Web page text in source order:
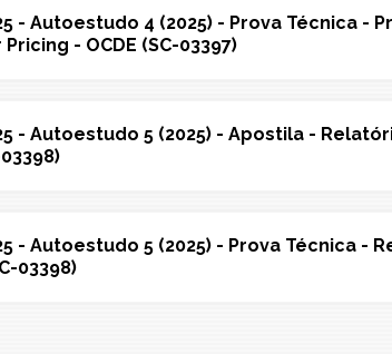
- Autoestudo 4 (2025) - Prova Técnica -
- OCDE (SC-03397)
- Autoestudo 5 (2025) - Apostila -
- Autoestudo 5 (2025) - Prova Técnica -
03398)